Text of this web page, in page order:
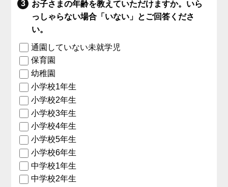
お子さまの年齢を教えていただけますか。いら
っしゃらない場合「いない」とご回答くださ
い。
通園していない未就学児
保育園
幼稚園
小学校1年生
小学校2年生
小学校3年生
小学校4年生
小学校5年生
小学校6年生
中学校1年生
中学校2年生